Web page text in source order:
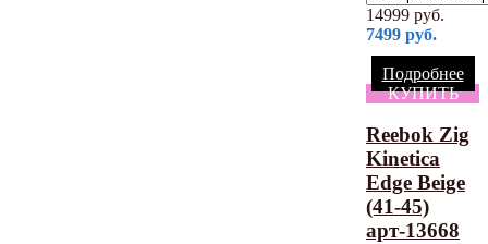
14999 руб.
7499 руб.
Подробнее
КУПИТЬ
Reebok Zig
Kinetica
Edge Beige
(41-45)
арт-13668